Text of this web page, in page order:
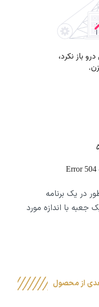
در یک برنامه
با اندازه مورد
از محصول